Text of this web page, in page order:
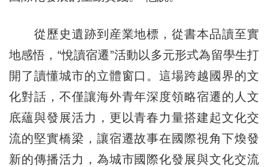
從歷史遺跡到産業地標，從書本品讀至實
地感悟，“悅讀宿遷”活動以多元形式為留學生打
開了讀懂城市的立體窗口。這場跨越國界的文
化對話，不僅讓海外青年深度領略宿遷的人文
底蘊與發展活力，更以青春力量搭建起文化交
流的堅實橋梁，讓宿遷故事在國際視角下煥發
新的傳播活力，為城市國際化發展與文化交流